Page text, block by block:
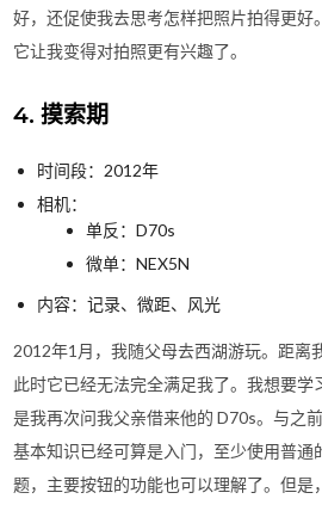
好，还促使我去思考怎样把照片拍得更
它让我变得对拍照更有兴趣了。
4. 摸索期
时间段：2012年
相机：
单反：D70s
微单：NEX5N
内容：记录、微距、风光
2012年1月，我随父母去西湖游玩。距离
此时它已经无法完全满足我了。我想要学
是我再次问我父亲借来他的 D70s。与之
基本知识已经可算是入门，至少使用普通
题，主要按钮的功能也可以理解了。但是